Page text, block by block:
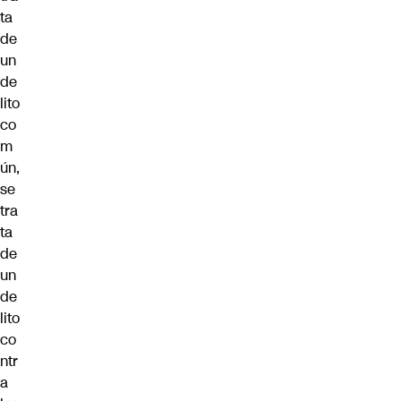
ta
de
un
de
lito
co
m
ún,
se
tra
ta
de
un
de
lito
co
ntr
a